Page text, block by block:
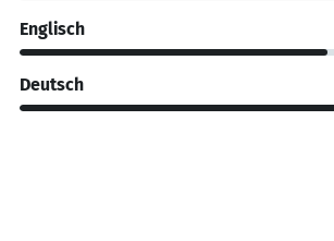
Englisch
Deutsch